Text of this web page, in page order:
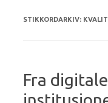
STIKKORDARKIV:
Fra